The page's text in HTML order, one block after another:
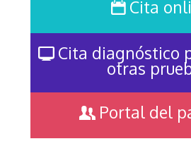
Cita
Cita diagnóstico
otras
Portal del